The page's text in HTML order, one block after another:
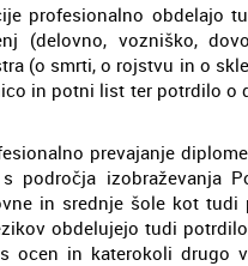
profesionalno obdelajo
(delovno, vozniško,
(o smrti, o rojstvu in o
in potni list ter potrdilo o
prevajanje
izobraževanja
in srednje šole kot tudi
obdelujejo tudi
ocen in katerokoli drugo